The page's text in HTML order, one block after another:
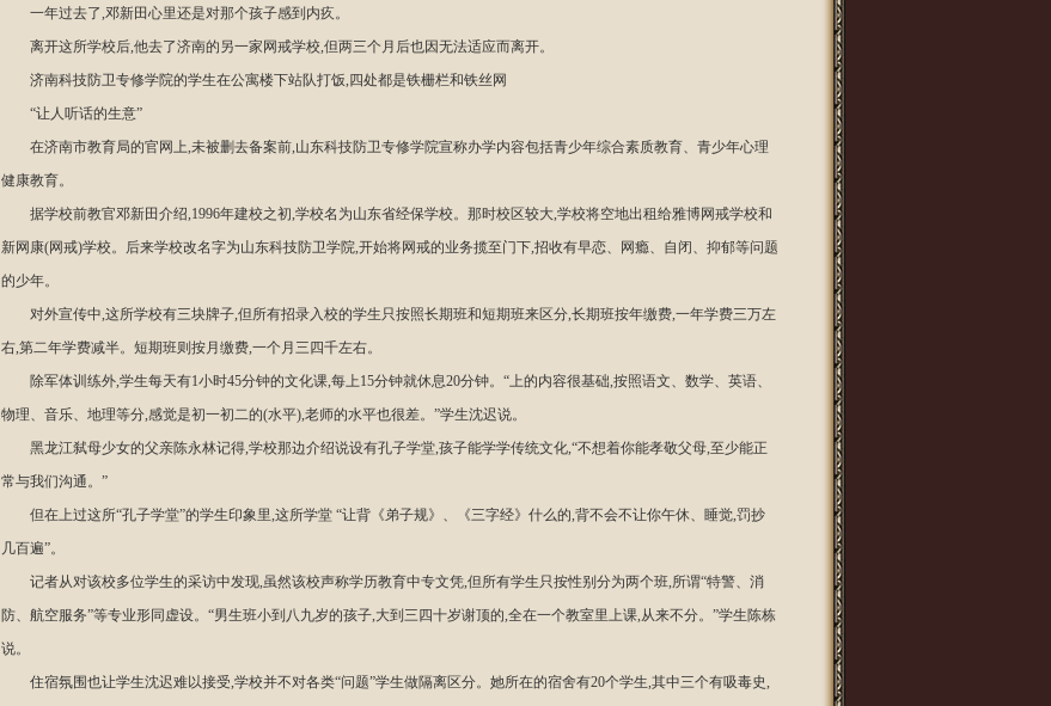
一年过去了,邓新田心里还是对那个孩子感到内疚。
离开这所学校后,他去了济南的另一家网戒学校,但两三个月后也因无法适应而离开。
济南科技防卫专修学院的学生在公寓楼下站队打饭,四处都是铁栅栏和铁丝网
“让人听话的生意”
在济南市教育局的官网上,未被删去备案前,山东科技防卫专修学院宣称办学内容包括青少年综合素质教育、青少年心理
健康教育。
据学校前教官邓新田介绍,1996年建校之初,学校名为山东省经保学校。那时校区较大,学校将空地出租给雅博网戒学校和
新网康(网戒)学校。后来学校改名字为山东科技防卫学院,开始将网戒的业务揽至门下,招收有早恋、网瘾、自闭、抑郁等问题
的少年。
对外宣传中,这所学校有三块牌子,但所有招录入校的学生只按照长期班和短期班来区分,长期班按年缴费,一年学费三万左
右,第二年学费减半。短期班则按月缴费,一个月三四千左右。
除军体训练外,学生每天有1小时45分钟的文化课,每上15分钟就休息20分钟。“上的内容很基础,按照语文、数学、英语、
物理、音乐、地理等分,感觉是初一初二的(水平),老师的水平也很差。”学生沈迟说。
黑龙江弑母少女的父亲陈永林记得,学校那边介绍说设有孔子学堂,孩子能学学传统文化,“不想着你能孝敬父母,至少能正
常与我们沟通。”
但在上过这所“孔子学堂”的学生印象里,这所学堂 “让背《弟子规》、《三字经》什么的,背不会不让你午休、睡觉,罚抄
几百遍”。
记者从对该校多位学生的采访中发现,虽然该校声称学历教育中专文凭,但所有学生只按性别分为两个班,所谓“特警、消
防、航空服务”等专业形同虚设。“男生班小到八九岁的孩子,大到三四十岁谢顶的,全在一个教室里上课,从来不分。”学生陈栋
说。
住宿氛围也让学生沈迟难以接受,学校并不对各类“问题”学生做隔离区分。她所在的宿舍有20个学生,其中三个有吸毒史,